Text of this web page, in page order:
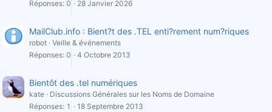
Réponses 0 28 Janvier 2026
MailClub.info : Bient?t des .TEL enti?rement num?riques
robot Veille & événements
Réponses 0 4 Octobre 2013
Bientôt des .tel numériques
kate
Discussions Générales sur les Noms de Domaine
Réponses 1 18 Septembre 2013